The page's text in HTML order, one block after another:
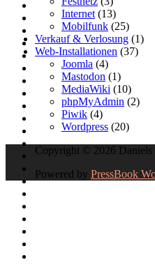
Internet (13)
Mobilfunk (25)
Verkauf & Verlosung (1)
Web-Installationen (37)
Joomla (4)
Mastodon (1)
MediaWiki (10)
phpMyAdmin (2)
Piwik (4)
Wordpress (20)
Copyright © 2026 Daniels
Powered by PressBook